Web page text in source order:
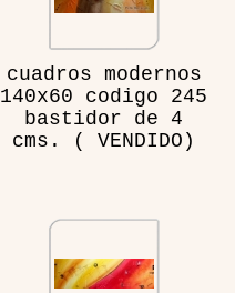
cuadros modernos
140x60 codigo 245
bastidor de 4
cms. ( VENDIDO)